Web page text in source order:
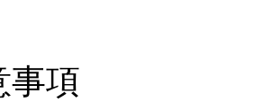
事項